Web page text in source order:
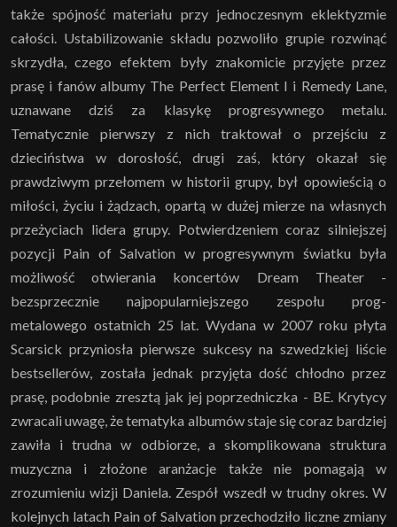
także spójność materiału przy jednoczesnym eklektyzmie
całości. Ustabilizowanie składu pozwoliło grupie rozwinąć
skrzydła, czego efektem były znakomicie przyjęte przez
prasę i fanów albumy The Perfect Element I i Remedy Lane,
uznawane dziś za klasykę progresywnego metalu.
Tematycznie pierwszy z nich traktował o przejściu z
dzieciństwa w dorosłość, drugi zaś, który okazał się
prawdziwym przełomem w historii grupy, był opowieścią o
miłości, życiu i żądzach, opartą w dużej mierze na własnych
przeżyciach lidera grupy. Potwierdzeniem coraz silniejszej
pozycji Pain of Salvation w progresywnym światku była
możliwość otwierania koncertów Dream Theater -
bezsprzecznie najpopularniejszego zespołu prog-
metalowego ostatnich 25 lat. Wydana w 2007 roku płyta
Scarsick przyniosła pierwsze sukcesy na szwedzkiej liście
bestsellerów, została jednak przyjęta dość chłodno przez
prasę, podobnie zresztą jak jej poprzedniczka - BE. Krytycy
zwracali uwagę, że tematyka albumów staje się coraz bardziej
zawiła i trudna w odbiorze, a skomplikowana struktura
muzyczna i złożone aranżacje także nie pomagają w
zrozumieniu wizji Daniela. Zespół wszedł w trudny okres. W
kolejnych latach Pain of Salvation przechodziło liczne zmiany